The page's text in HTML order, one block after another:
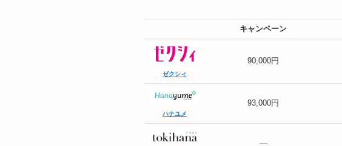
キャンペーン
ゼクシィ
90,000円
ハナユメ
93,000円
―